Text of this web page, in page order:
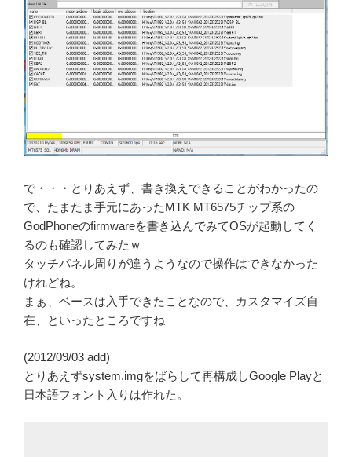
で・・・とりあえず、書き換えできることがわかったの
で、たまたま手元にあったMTK MT6575チップ系の
GodPhoneのfirmwareを書き込んでみてOSが起動してく
るのも確認してみたｗ
タッチパネル周りが違うようなので操作はできなかった
けれどね。
まぁ、ベースは入手できたことなので、カスタマイズ自
在、といったところですね
(2012/09/03 add)
とりあえずsystem.imgをばらして再構成しGoogle Playと
日本語フォント入りは作れた。